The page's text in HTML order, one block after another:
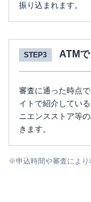
振り込まれます。
STEP3 ATM
審査に通った時点
イトで紹介してい
ニエンスストア等
きます。
※申込時間や審査により